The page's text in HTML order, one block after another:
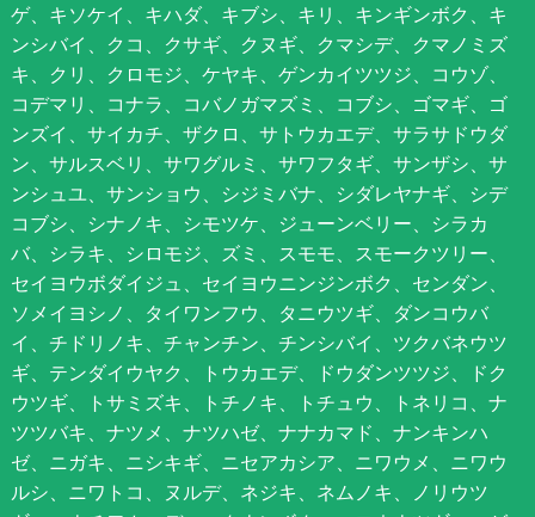
ゲ、キソケイ、キハダ、キブシ、キリ、キンギンボク、キ
ンシバイ、クコ、クサギ、クヌギ、クマシデ、クマノミズ
キ、クリ、クロモジ、ケヤキ、ゲンカイツツジ、コウゾ、
コデマリ、コナラ、コバノガマズミ、コブシ、ゴマギ、ゴ
ンズイ、サイカチ、ザクロ、サトウカエデ、サラサドウダ
ン、サルスベリ、サワグルミ、サワフタギ、サンザシ、サ
ンシュユ、サンショウ、シジミバナ、シダレヤナギ、シデ
コブシ、シナノキ、シモツケ、ジューンベリー、シラカ
バ、シラキ、シロモジ、ズミ、スモモ、スモークツリー、
セイヨウボダイジュ、セイヨウニンジンボク、センダン、
ソメイヨシノ、タイワンフウ、タニウツギ、ダンコウバ
イ、チドリノキ、チャンチン、チンシバイ、ツクバネウツ
ギ、テンダイウヤク、トウカエデ、ドウダンツツジ、ドク
ウツギ、トサミズキ、トチノキ、トチュウ、トネリコ、ナ
ツツバキ、ナツメ、ナツハゼ、ナナカマド、ナンキンハ
ゼ、ニガキ、ニシキギ、ニセアカシア、ニワウメ、ニワウ
ルシ、ニワトコ、ヌルデ、ネジキ、ネムノキ、ノリウツ